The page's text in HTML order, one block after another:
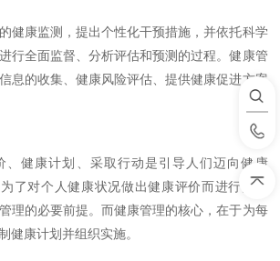
健康监测，提出个性化干预措施，并依托科学
行全面监督、分析评估和预测的过程。健康管
息的收集、健康风险评估、提供健康促进方案
、健康计划、采取行动是引导人们迈向健康
了对个人健康状况做出健康评价而进行的体
理的必要前提。而健康管理的核心，在于为每
健康计划并组织实施。